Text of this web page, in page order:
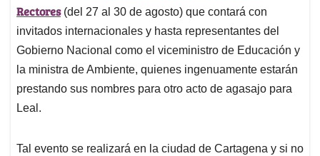
Rectores(del 27 al 30 de agosto) que contará con
invitados internacionales y hasta representantes del
Gobierno Nacional como el viceministro de Educación y
la ministra de Ambiente, quienes ingenuamente estarán
prestando sus nombres para otro acto de agasajo para
Leal.
Tal evento se realizará en la ciudad de Cartagena y si no